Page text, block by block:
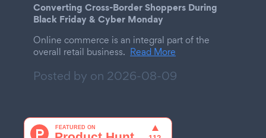
Converting Cross-Border Shoppers During
Black Friday & Cyber Monday
Online commerce is an integral part of the
overall retail business. Read More
Posted by on 2026-08-09